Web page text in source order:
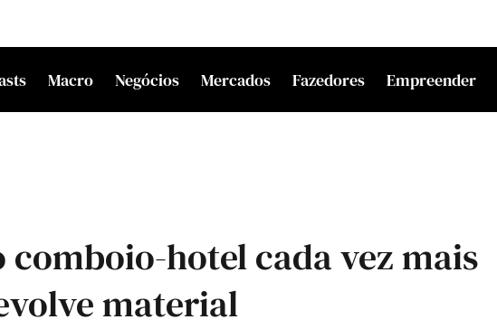
Macro Negócios Mercados Fazedores Empreender
comboio-hotel cada vez mais
material